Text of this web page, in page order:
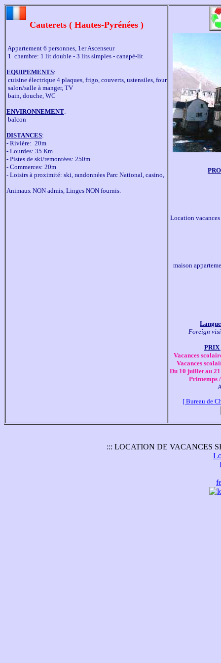
Cauterets ( Hautes-Pyrénées )
Appartement 6 personnes, 1er Ascenseur
1  chambre: 1 lit double - 3 lits simples - canapé-lit
EQUIPEMENTS:
cuisine électrique 4 plaques, frigo, couverts, ustensiles, four
salon/salle à manger, TV
bain, douche, WC
ENVIRONNEMENT:
balcon
DISTANCES:
- Rivière:  20m
- Lourdes: 35 Km
- Pistes de ski/remontées: 250m
- Commerces: 20m
- Loisirs à proximité: ski, randonnées Parc National, casino,
Animaux NON admis, Linges NON fournis.
maison
Foreign
PRIX
Vacances
Vacances
Du 10 juillet au
Printemps
[ Bureau de
::: LOCATION DE VACANCES